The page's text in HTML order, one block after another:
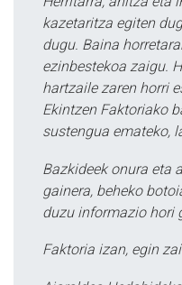
kazetaritza egiten
dugu. Baina
ezinbestekoa zaigu.
hartzaile zaren horri
Ekintzen Faktoriako
sustengua emateko,
Bazkideek onura eta
gainera, beheko
duzu informazio hori
Faktoria izan, egin